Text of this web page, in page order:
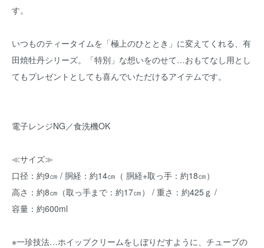
す。
いつものティータイムを「極上のひととき」に変えてくれる、有
田焼牡丹シリーズ。「特別」な想いをのせて…おもてなし用とし
てもプレゼントとしても喜んでいただけるアイテムです。
電子レンジNG／食洗機OK
≪サイズ≫
口径：約9㎝ / 胴経：約14㎝（ 胴経+取っ手：約18㎝）
高さ：約8㎝（取っ手まで：約17㎝） / 重さ：約425ｇ /
容量：約600ml
※一珍技法…ホイップクリームをしぼりだすように、チューブの